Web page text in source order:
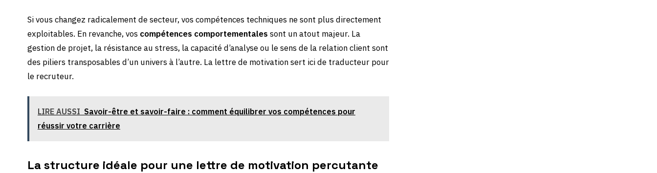
Si vous changez radicalement de secteur, vos compétences techniques ne sont plus directement
exploitables. En revanche, vos compétences comportementales sont un atout majeur. La
gestion de projet, la résistance au stress, la capacité d’analyse ou le sens de la relation client sont
des piliers transposables d’un univers à l’autre. La lettre de motivation sert ici de traducteur pour
le recruteur.
LIRE AUSSI Savoir-être et savoir-faire : comment équilibrer vos compétences pour
réussir votre carrière
La structure idéale pour une lettre de motivation percutante